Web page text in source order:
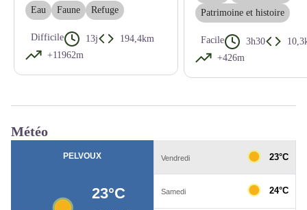
Eau Faune Refuge
Difficile 13j
194,4km
+11962m
Patrimoine et histoire
Facile 3h30
+426m
Météo